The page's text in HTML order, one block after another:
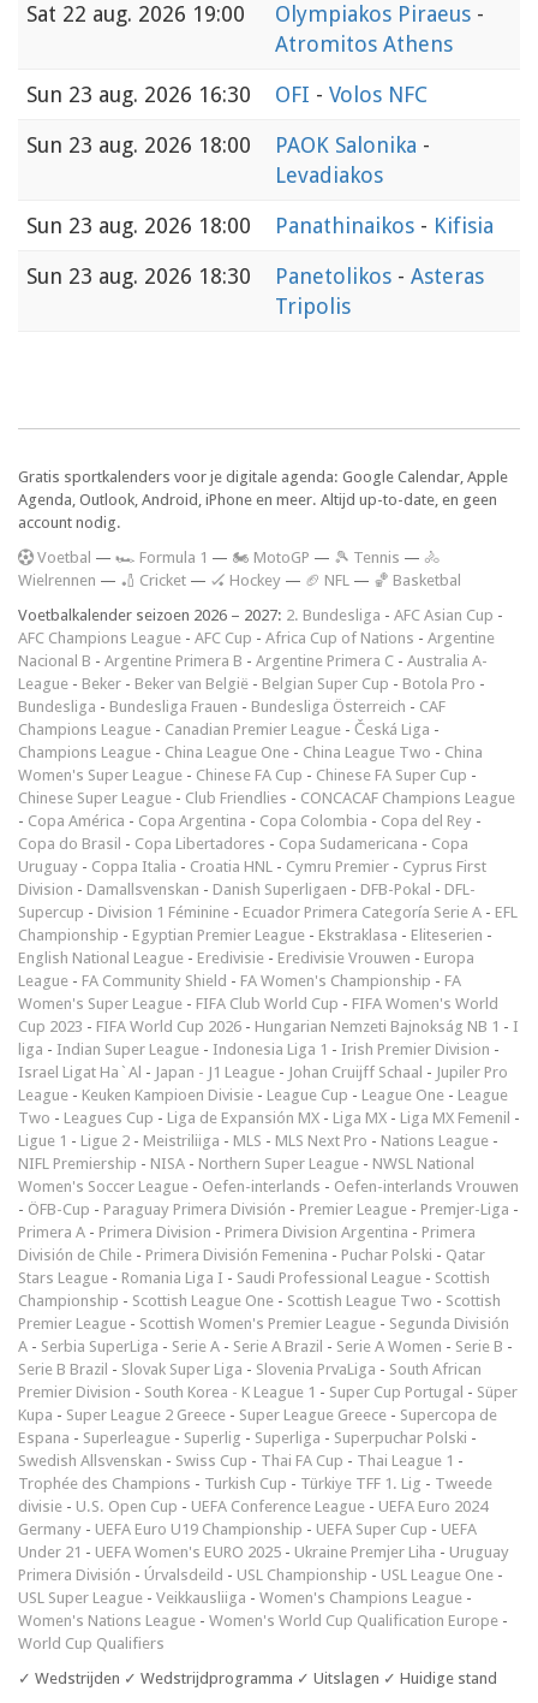
Sat 22 aug. 2026 19:00 Olympiakos Piraeus -
Atromitos Athens
Sun 23 aug. 2026 16:30 OFI - Volos NFC
Sun 23 aug. 2026 18:00 PAOK Salonika -
Levadiakos
Sun 23 aug. 2026 18:00 Panathinaikos - Kifisia
Sun 23 aug. 2026 18:30 Panetolikos - Asteras
Tripolis
Gratis sportkalenders voor je digitale agenda: Google Calendar, Apple
Agenda, Outlook, Android, iPhone en meer. Altijd up-to-date, en geen
account nodig.
Voetbal — 🏎️ Formula 1 — 🏍 MotoGP — 🎾 Tennis — 🚴
Wielrennen — 🏏 Cricket — 🏑 Hockey — 🏈 NFL — 🏀 Basketbal
Voetbalkalender seizoen 2026 – 2027: 2. Bundesliga - AFC Asian Cup -
AFC Champions League - AFC Cup - Africa Cup of Nations - Argentine
Nacional B - Argentine Primera B - Argentine Primera C - Australia A-
League - Beker - Beker van België - Belgian Super Cup - Botola Pro -
Bundesliga - Bundesliga Frauen - Bundesliga Österreich - CAF
Champions League - Canadian Premier League - Česká Liga -
Champions League - China League One - China League Two - China
Women's Super League - Chinese FA Cup - Chinese FA Super Cup -
Chinese Super League - Club Friendlies - CONCACAF Champions League
- Copa América - Copa Argentina - Copa Colombia - Copa del Rey -
Copa do Brasil - Copa Libertadores - Copa Sudamericana - Copa
Uruguay - Coppa Italia - Croatia HNL - Cymru Premier - Cyprus First
Division - Damallsvenskan - Danish Superligaen - DFB-Pokal - DFL-
Supercup - Division 1 Féminine - Ecuador Primera Categoría Serie A - EFL
Championship - Egyptian Premier League - Ekstraklasa - Eliteserien -
English National League - Eredivisie - Eredivisie Vrouwen - Europa
League - FA Community Shield - FA Women's Championship - FA
Women's Super League - FIFA Club World Cup - FIFA Women's World
Cup 2023 - FIFA World Cup 2026 - Hungarian Nemzeti Bajnokság NB 1 - I
liga - Indian Super League - Indonesia Liga 1 - Irish Premier Division -
Israel Ligat Ha`Al - Japan - J1 League - Johan Cruijff Schaal - Jupiler Pro
League - Keuken Kampioen Divisie - League Cup - League One - League
Two - Leagues Cup - Liga de Expansión MX - Liga MX - Liga MX Femenil -
Ligue 1 - Ligue 2 - Meistriliiga - MLS - MLS Next Pro - Nations League -
NIFL Premiership - NISA - Northern Super League - NWSL National
Women's Soccer League - Oefen-interlands - Oefen-interlands Vrouwen
- ÖFB-Cup - Paraguay Primera División - Premier League - Premjer-Liga -
Primera A - Primera Division - Primera Division Argentina - Primera
División de Chile - Primera División Femenina - Puchar Polski - Qatar
Stars League - Romania Liga I - Saudi Professional League - Scottish
Championship - Scottish League One - Scottish League Two - Scottish
Premier League - Scottish Women's Premier League - Segunda División
A - Serbia SuperLiga - Serie A - Serie A Brazil - Serie A Women - Serie B -
Serie B Brazil - Slovak Super Liga - Slovenia PrvaLiga - South African
Premier Division - South Korea - K League 1 - Super Cup Portugal - Süper
Kupa - Super League 2 Greece - Super League Greece - Supercopa de
Espana - Superleague - Superlig - Superliga - Superpuchar Polski -
Swedish Allsvenskan - Swiss Cup - Thai FA Cup - Thai League 1 -
Trophée des Champions - Turkish Cup - Türkiye TFF 1. Lig - Tweede
divisie - U.S. Open Cup - UEFA Conference League - UEFA Euro 2024
Germany - UEFA Euro U19 Championship - UEFA Super Cup - UEFA
Under 21 - UEFA Women's EURO 2025 - Ukraine Premjer Liha - Uruguay
Primera División - Úrvalsdeild - USL Championship - USL League One -
USL Super League - Veikkausliiga - Women's Champions League -
Women's Nations League - Women's World Cup Qualification Europe -
World Cup Qualifiers
✓ Wedstrijden ✓ Wedstrijdprogramma ✓ Uitslagen ✓ Huidige stand